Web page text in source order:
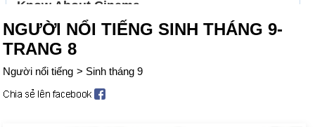
NGƯỜI NỔI TIẾNG SINH THÁNG 9-
TRANG 8
Người nổi tiếng > Sinh tháng 9